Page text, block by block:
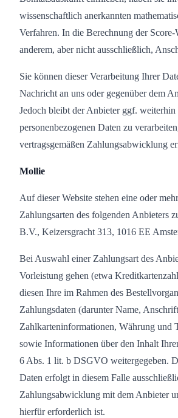
wissenschaftlich anerkannten
Verfahren. In die Berechnung der
anderem, aber nicht ausschließlich,
Sie können dieser Verarbeitung Ihrer
Nachricht an uns oder gegenüber dem
Jedoch bleibt der Anbieter ggf.
personenbezogenen Daten zu
vertragsgemäßen Zahlungsabwicklung
Mollie
Auf dieser Website stehen eine oder
Zahlungsarten des folgenden Anbieters
B.V., Keizersgracht 313, 1016 EE
Bei Auswahl einer Zahlungsart des
Vorleistung gehen (etwa
diesen Ihre im Rahmen des
Zahlungsdaten (darunter Name,
Zahlkarteninformationen, Währung und
sowie Informationen über den Inhalt
6 Abs. 1 lit. b DSGVO weitergegeben.
Daten erfolgt in diesem Falle
Zahlungsabwicklung mit dem Anbieter
hierfür erforderlich ist.